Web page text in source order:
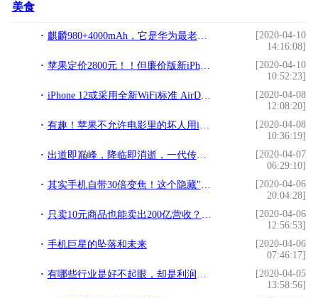
美食
麒麟980+4000mAh，它是华为最老在售旗舰现已降至2499元
[2020-04-10
14:16:08]
苹果定价2800元！！但廉价版新iPhone悬了
[2020-04-10
10:52:23]
iPhone 12或采用全新WiFi标准 AirDrop性能大提升？
[2020-04-08
12:08:20]
有趣！苹果不允许电影里的坏人用iPhone 你注意到了吗
[2020-04-08
10:36:19]
出道即巅峰，降临即消逝，一代传奇不跟随——致敬诺基亚N9
[2020-04-07
06:29:10]
其实手机自带30倍变焦！这个隐藏"望远镜"功能，你们都知道吗
[2020-04-06
20:04:28]
只卖10元商品也能卖出200亿营收？究竟如何做到
[2020-04-06
12:56:53]
手机巨星的坠落和未来
[2020-04-06
07:46:17]
有哪些行业是好不起眼，却是利润特别的高？
[2020-04-05
13:58:56]